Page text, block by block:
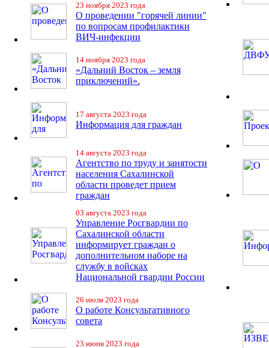
23 ноября 2023 года
О проведении "горячей линии"
по вопросам профилактики
ВИЧ-инфекции
14 ноября 2023 года
«Дальний Восток – земля
приключений».
17 августа 2023 года
Информация для граждан
14 августа 2023 года
Агентство по труду и занятости
населения Сахалинской
области проведет прием
граждан
03 августа 2023 года
Управление Росгвардии по
Сахалинской области
информирует граждан о
дополнительном наборе на
службу в войсках
Национальной гвардии России
26 июля 2023 года
О работе Консультативного
совета
23 июня 2023 года